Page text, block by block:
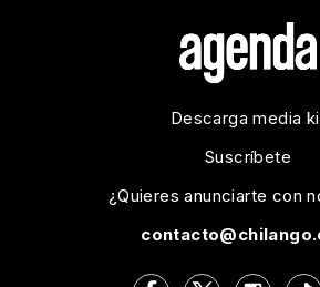
Descarga media
Suscríbete
¿Quieres anunciarte con